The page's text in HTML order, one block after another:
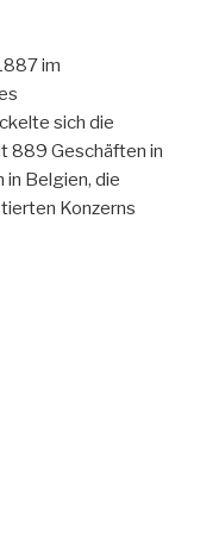
im
sich die
889 Geschäften in
in Belgien, die
Konzerns